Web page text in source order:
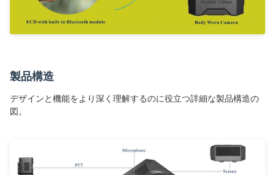
製品構造
デザインと機能をより深く理解するのに役立つ詳細な製品構造の
図。